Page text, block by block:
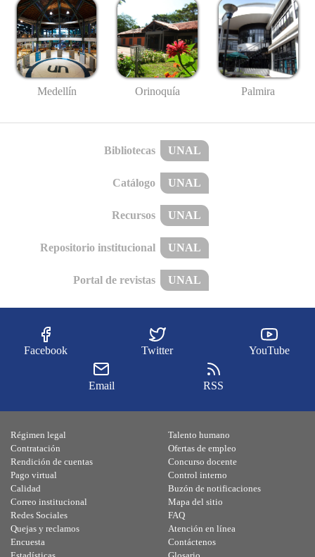
Medellín Orinoquía Palmira
Bibliotecas UNAL
Catálogo UNAL
Recursos UNAL
Repositorio institucional UNAL
Portal de revistas UNAL
Facebook Twitter YouTube
Email RSS
Régimen legal
Contratación
Rendición de cuentas
Pago virtual
Calidad
Talento humano
Ofertas de empleo
Concurso docente
Control interno
Buzón de notificaciones
Correo institucional
Redes Sociales
Quejas y reclamos
Encuesta
Mapa del sitio
FAQ
Atención en línea
Contáctenos